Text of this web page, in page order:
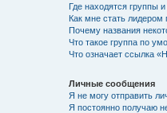
Где находятся группы
Как мне стать лидером
Почему названия
Что такое группа по
Что означает ссылка
Личные сообщения
Я не могу отправить
Я постоянно получаю